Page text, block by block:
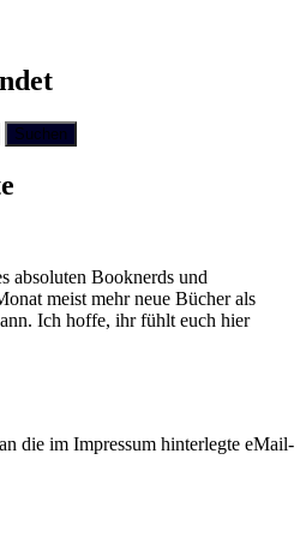
absoluten Booknerds und
meist mehr neue Bücher als
Ich hoffe, ihr fühlt euch hier
die im Impressum hinterlegte eMail-